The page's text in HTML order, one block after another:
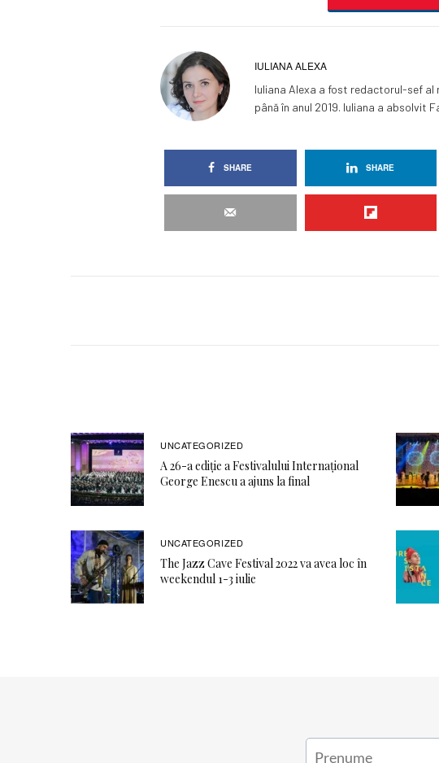
IULIANA ALEXA
Iuliana Alexa a fost redactorul-sef
până în anul 2019. Iuliana a absolvit
SHARE SHARE
UNCATEGORIZED
A 26-a ediție a Festivalului Internațional
George Enescu a ajuns la final
UNCATEGORIZED
The Jazz Cave Festival 2022 va avea loc în
weekendul 1-3 iulie